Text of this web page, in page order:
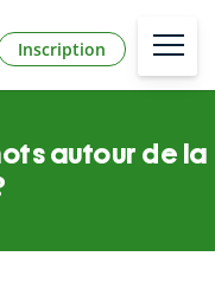
Inscription
autour de la